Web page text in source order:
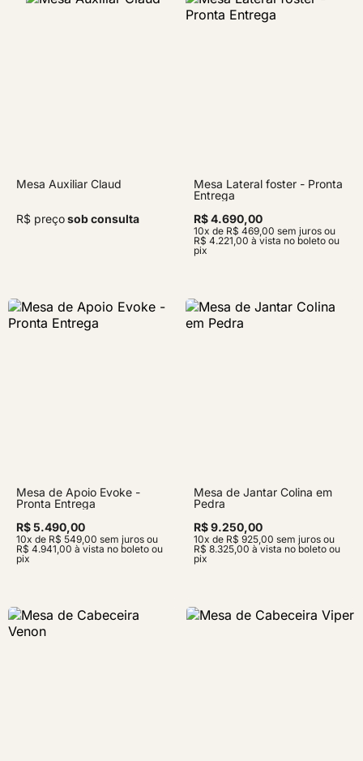
Mesa Auxiliar Claud
R$ preçosob consulta
Mesa Lateral foster - Pronta
Entrega
R$ 4.690,00
10x de R$ 469,00 sem juros ou
R$ 4.221,00 à vista no boleto ou
pix
Mesa de Apoio Evoke -
Pronta Entrega
R$ 5.490,00
10x de R$ 549,00 sem juros ou
R$ 4.941,00 à vista no boleto ou
pix
Mesa de Jantar Colina em
Pedra
R$ 9.250,00
10x de R$ 925,00 sem juros ou
R$ 8.325,00 à vista no boleto ou
pix